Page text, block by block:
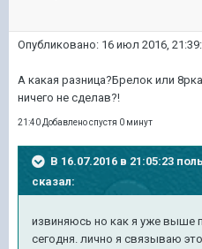
Опубликовано: 16 июл 2016,
А какая разница?Брелок или
ничего не сделав?!
21:40 Добавлено спустя 0 минут
В 16.07.2016 в 21:05:23
сказал:
извиняюсь но как я уже выше
сегодня. лично я связываю